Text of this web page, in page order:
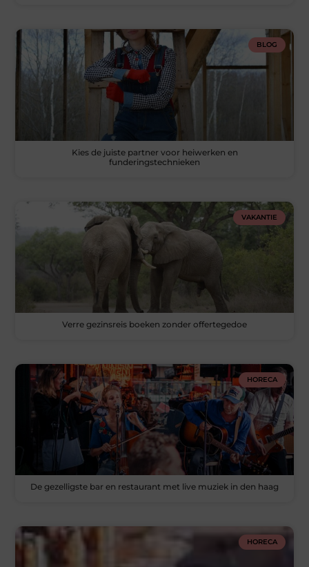
BLOG
Kies de juiste partner voor heiwerken en
funderingstechnieken
VAKANTIE
Verre gezinsreis boeken zonder offertegedoe
HORECA
De gezelligste bar en restaurant met live muziek in den haag
HORECA